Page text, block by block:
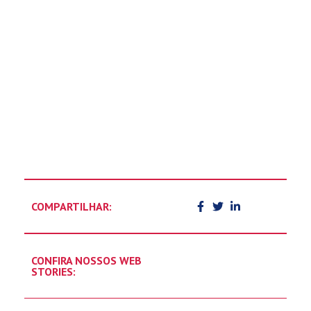
COMPARTILHAR:
CONFIRA NOSSOS WEB
STORIES: